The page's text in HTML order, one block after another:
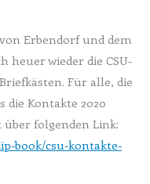
Erbendorf und dem
heuer wieder die CSU-
Für alle, die
Kontakte 2020
folgenden Link:
book/csu-kontakte-